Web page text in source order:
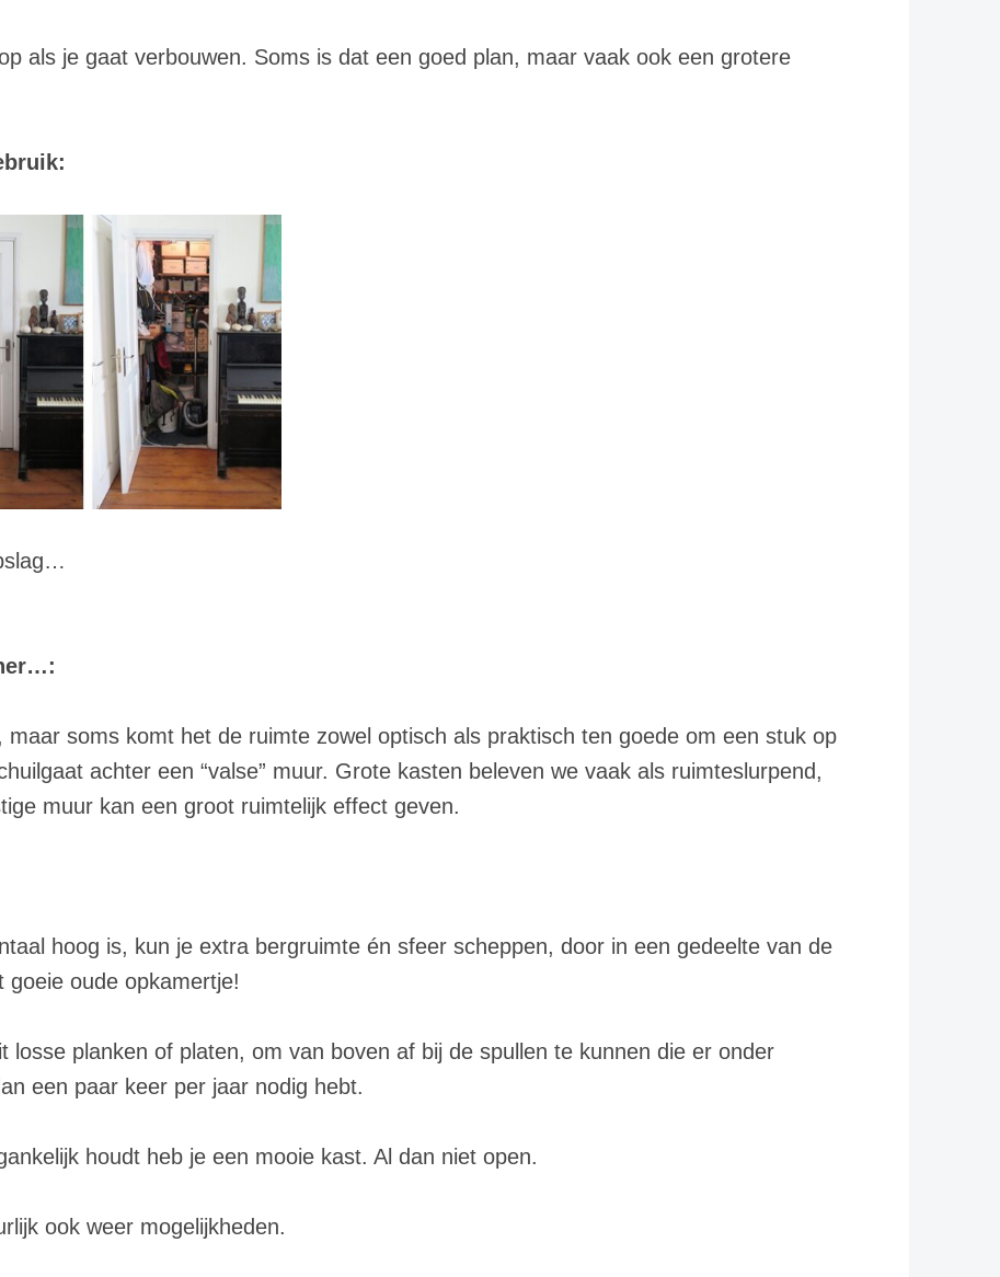
als je gaat verbouwen. Soms is dat een goed plan, maar vaak ook een grotere
maar soms komt het de ruimte zowel optisch als praktisch ten goede om een stuk op
achter een “valse” muur. Grote kasten beleven we vaak als ruimteslurpend,
muur kan een groot ruimtelijk effect geven.
hoog is, kun je extra bergruimte én sfeer scheppen, door in een gedeelte van de
goeie oude opkamertje!
losse planken of platen, om van boven af bij de spullen te kunnen die er onder
een paar keer per jaar nodig hebt.
houdt heb je een mooie kast. Al dan niet open.
ook weer mogelijkheden.